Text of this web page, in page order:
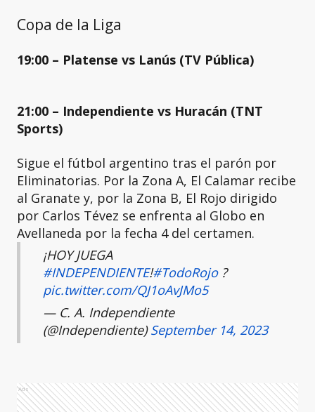
Copa de la Liga
19:00 – Platense vs Lanús (TV Pública)
21:00 – Independiente vs Huracán (TNT
Sports)
Sigue el fútbol argentino tras el parón por
Eliminatorias. Por la Zona A, El Calamar recibe
al Granate y, por la Zona B, El Rojo dirigido
por Carlos Tévez se enfrenta al Globo en
Avellaneda por la fecha 4 del certamen.
¡HOY JUEGA
#INDEPENDIENTE!#TodoRojo?
pic.twitter.com/QJ1oAvJMo5
— C. A. Independiente
(@Independiente)September 14, 2023
Ads